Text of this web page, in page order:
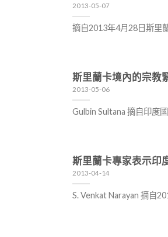
2013-05-07
摘自2013年4月28日斯里
斯里蘭卡境內的宗教
2013-05-06
Gulbin Sultana 摘自印度
斯里蘭卡專家表示印
2013-04-14
S. Venkat Narayan 摘自